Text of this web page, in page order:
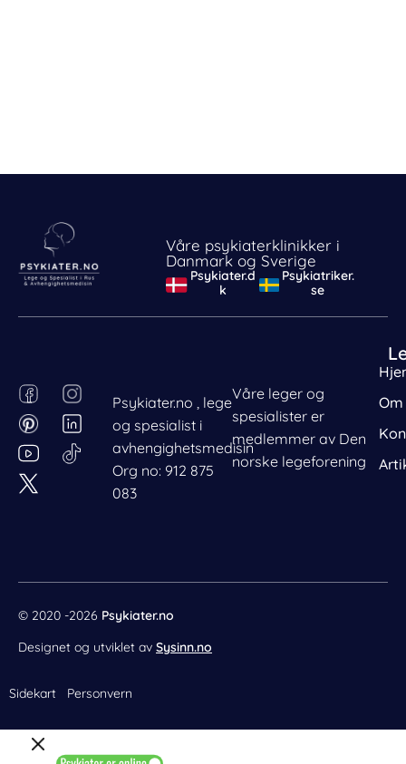
Våre psykiaterklinikker i
Danmark og Sverige
Psykiater.d
k
Psykiatriker.
se
Psykiater.no , lege
og spesialist i
avhengighetsmedisin
Org no: 912 875
083
Våre leger og
spesialister er
medlemmer av Den
norske legeforening
F
a
c
e
b
o
I
n
s
t
P
i
n
t
e
r
L
i
n
k
© 2020 -2026 Psykiater.no
Designet og utviklet av Sysinn.no
Sidekart Personvern